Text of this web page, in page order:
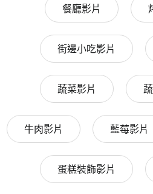
餐廳影片
街邊小吃影片
蔬菜影片
牛肉影片 藍莓影片
蛋糕裝飾影片